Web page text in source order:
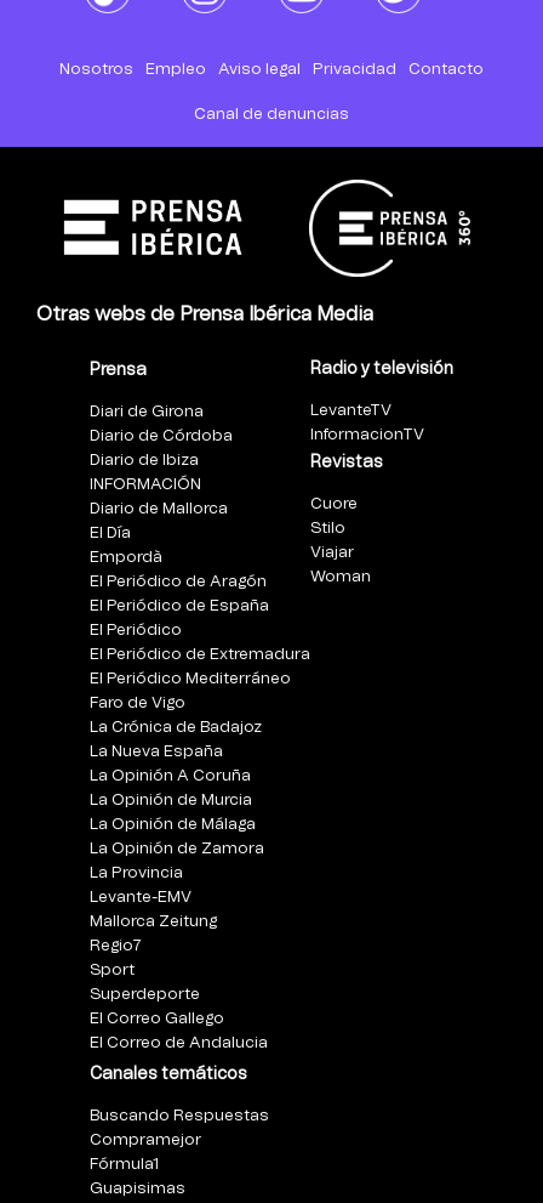
Nosotros Empleo Aviso legal Privacidad Contacto
Canal de denuncias
Otras webs de Prensa Ibérica Media
Prensa
Diari de Girona
Diario de Córdoba
Diario de Ibiza
INFORMACIÓN
Diario de Mallorca
El Día
Empordà
El Periódico de Aragón
El Periódico de España
El Periódico
El Periódico de Extremadura
El Periódico Mediterráneo
Faro de Vigo
La Crónica de Badajoz
La Nueva España
La Opinión A Coruña
La Opinión de Murcia
La Opinión de Málaga
La Opinión de Zamora
La Provincia
Levante-EMV
Mallorca Zeitung
Regio7
Sport
Superdeporte
El Correo Gallego
El Correo de Andalucia
Canales temáticos
Buscando Respuestas
Compramejor
Fórmula1
Guapisimas
Radio y televisión
LevanteTV
InformacionTV
Revistas
Cuore
Stilo
Viajar
Woman